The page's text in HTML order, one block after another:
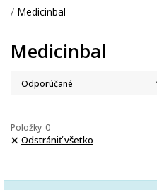
Medicinbal
Medicinbal
0
Položky
Odstrániť všetko